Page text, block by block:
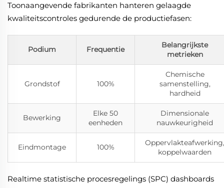
Toonaangevende fabrikanten hanteren gelaagde
kwaliteitscontroles gedurende de productiefasen:
Podium Frequentie
Belangrijkste
metrieken
Grondstof 100%
Chemische
samenstelling,
hardheid
Bewerking
Elke 50
eenheden
Dimensionale
nauwkeurigheid
Eindmontage 100%
Oppervlakteafwerking,
koppelwaarden
Realtime statistische procesregelings (SPC) dashboards